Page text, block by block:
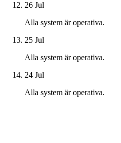
26 Jul
Alla system är operativa.
25 Jul
Alla system är operativa.
24 Jul
Alla system är operativa.